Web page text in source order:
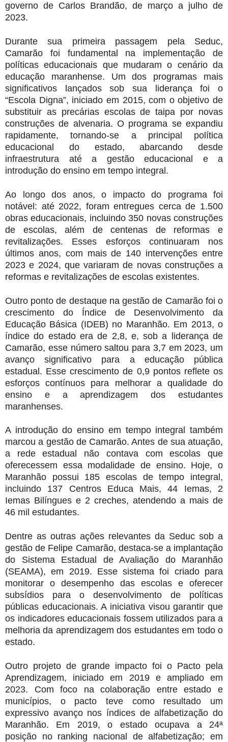
governo de Carlos Brandão, de março a julho de
2023.
Durante sua primeira passagem pela Seduc,
Camarão foi fundamental na implementação de
políticas educacionais que mudaram o cenário da
educação maranhense. Um dos programas mais
significativos lançados sob sua liderança foi o
“Escola Digna”, iniciado em 2015, com o objetivo de
substituir as precárias escolas de taipa por novas
construções de alvenaria. O programa se expandiu
rapidamente, tornando-se a principal política
educacional do estado, abarcando desde
infraestrutura até a gestão educacional e a
introdução do ensino em tempo integral.
Ao longo dos anos, o impacto do programa foi
notável: até 2022, foram entregues cerca de 1.500
obras educacionais, incluindo 350 novas construções
de escolas, além de centenas de reformas e
revitalizações. Esses esforços continuaram nos
últimos anos, com mais de 140 intervenções entre
2023 e 2024, que variaram de novas construções a
reformas e revitalizações de escolas existentes.
Outro ponto de destaque na gestão de Camarão foi o
crescimento do Índice de Desenvolvimento da
Educação Básica (IDEB) no Maranhão. Em 2013, o
índice do estado era de 2,8, e, sob a liderança de
Camarão, esse número saltou para 3,7 em 2023, um
avanço significativo para a educação pública
estadual. Esse crescimento de 0,9 pontos reflete os
esforços contínuos para melhorar a qualidade do
ensino e a aprendizagem dos estudantes
maranhenses.
A introdução do ensino em tempo integral também
marcou a gestão de Camarão. Antes de sua atuação,
a rede estadual não contava com escolas que
oferecessem essa modalidade de ensino. Hoje, o
Maranhão possui 185 escolas de tempo integral,
incluindo 137 Centros Educa Mais, 44 Iemas, 2
Iemas Bilíngues e 2 creches, atendendo a mais de
46 mil estudantes.
Dentre as outras ações relevantes da Seduc sob a
gestão de Felipe Camarão, destaca-se a implantação
do Sistema Estadual de Avaliação do Maranhão
(SEAMA), em 2019. Esse sistema foi criado para
monitorar o desempenho das escolas e oferecer
subsídios para o desenvolvimento de políticas
públicas educacionais. A iniciativa visou garantir que
os indicadores educacionais fossem utilizados para a
melhoria da aprendizagem dos estudantes em todo o
estado.
Outro projeto de grande impacto foi o Pacto pela
Aprendizagem, iniciado em 2019 e ampliado em
2023. Com foco na colaboração entre estado e
municípios, o pacto teve como resultado um
expressivo avanço nos índices de alfabetização do
Maranhão. Em 2019, o estado ocupava a 24ª
posição no ranking nacional de alfabetização; em